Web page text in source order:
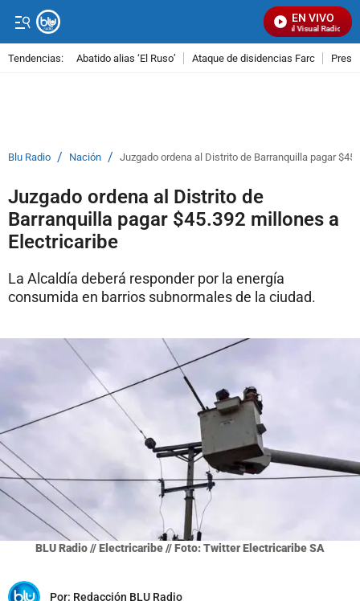
EN VIVO
Señal Visual Radio
Tendencias: Abatido alias ‘El Ruso’ Ataque de disidencias Farc
Blu Radio / Nación / Juzgado ordena al Distrito de Barranquilla pagar
Juzgado ordena al Distrito de
Barranquilla pagar $45.392 millones a
Electricaribe
La Alcaldía deberá responder por la energía
consumida en barrios subnormales de la ciudad.
BLU Radio // Electricaribe // Foto: Twitter Electricaribe SA
Por: Redacción BLU Radio